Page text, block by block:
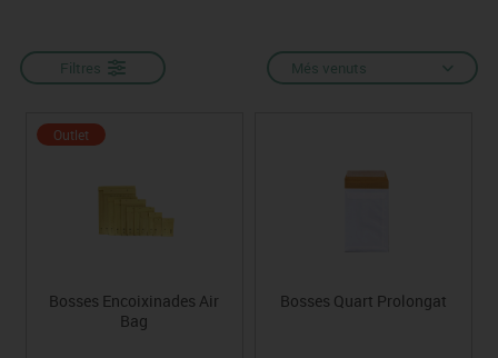
Filtres Més venuts
Outlet
Bosses Encoixinades Air
Bag
Bosses Quart Prolongat